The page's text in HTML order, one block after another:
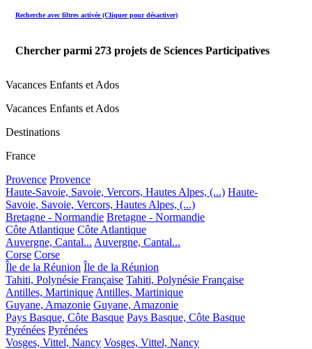
Recherche avec filtres activée (Cliquer pour désactiver)
Chercher parmi 273 projets de Sciences Participatives
Vacances Enfants et Ados
Vacances Enfants et Ados
Destinations
France
Provence Provence
Haute-Savoie, Savoie, Vercors, Hautes Alpes, (...) Haute-
Savoie, Savoie, Vercors, Hautes Alpes, (...)
Bretagne - Normandie Bretagne - Normandie
Côte Atlantique Côte Atlantique
Auvergne, Cantal... Auvergne, Cantal...
Corse Corse
Île de la Réunion Île de la Réunion
Tahiti, Polynésie Française Tahiti, Polynésie Française
Antilles, Martinique Antilles, Martinique
Guyane, Amazonie Guyane, Amazonie
Pays Basque, Côte Basque Pays Basque, Côte Basque
Pyrénées Pyrénées
Vosges, Vittel, Nancy Vosges, Vittel, Nancy